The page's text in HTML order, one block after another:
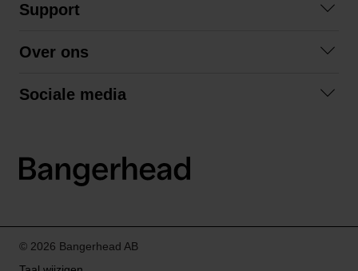
Support
Algemene voorwaarden
Over ons
Sociale media
LinkedIn
© 2026 Bangerhead AB